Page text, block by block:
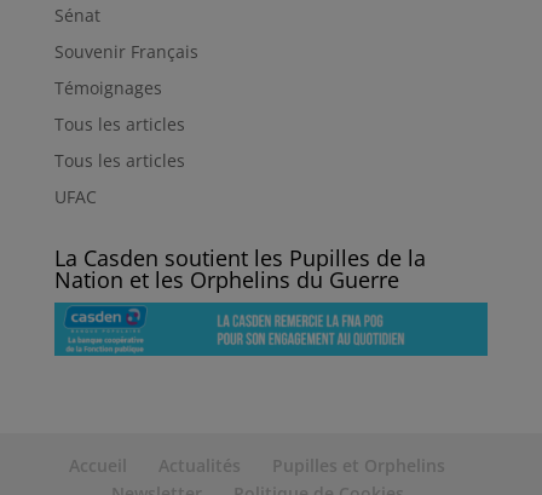
Sénat
Souvenir Français
Témoignages
Tous les articles
Tous les articles
UFAC
La Casden soutient les Pupilles de la
Nation et les Orphelins du Guerre
Accueil Actualités
Pupilles et Orphelins